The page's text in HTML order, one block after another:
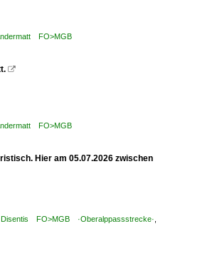
FO>MGB

FO>MGB
Hier am 05.07.2026 zwischen
Disentis FO>MGB ·Oberalppassstrecke·